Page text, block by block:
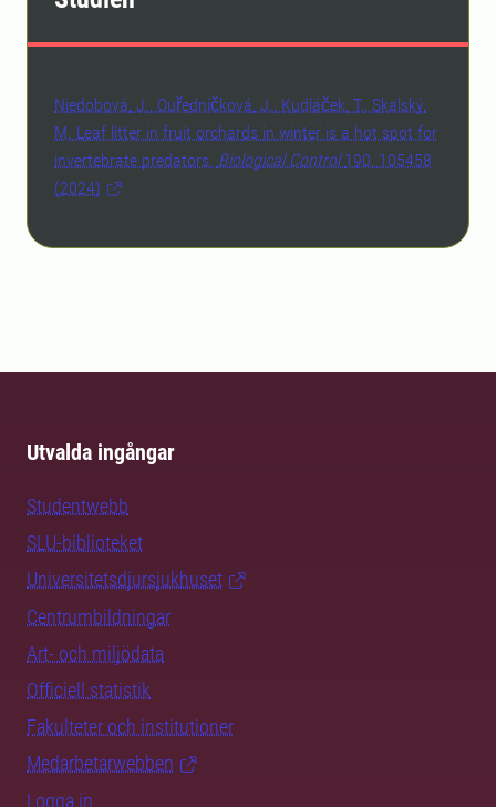
Niedobová, J., Ouředníčková, J., Kudláček, T., Skalský,
M. Leaf litter in fruit orchards in winter is a hot spot for
invertebrate predators. Biological Control190, 105458
(2024)
Utvalda ingångar
Studentwebb
SLU-biblioteket
Universitetsdjursjukhuset
Centrumbildningar
Art- och miljödata
Officiell statistik
Fakulteter och institutioner
Medarbetarwebben
Logga in